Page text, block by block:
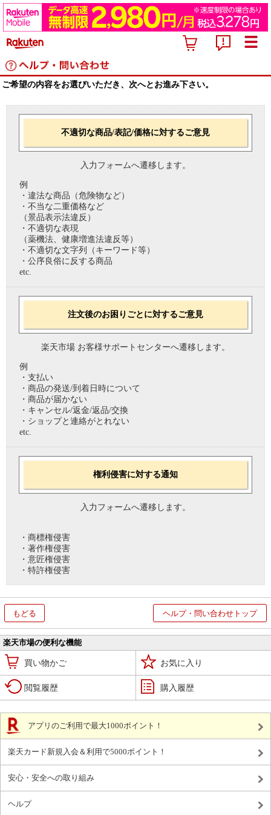
ご希望の内容をお選びいただき、次へとお進み下さい。
不適切な商品/表記/価格に対するご意見
入力フォームへ遷移します。
例
・違法な商品（危険物など）
・不当な二重価格など
（景品表示法違反）
・不適切な表現
（薬機法、健康増進法違反等）
・不適切な文字列（キーワード等）
・公序良俗に反する商品
etc.
注文後のお困りごとに対するご意見
楽天市場 お客様サポートセンターへ遷移します。
例
・支払い
・商品の発送/到着日時について
・商品が届かない
・キャンセル/返金/返品/交換
・ショップと連絡がとれない
etc.
権利侵害に対する通知
入力フォームへ遷移します。
・商標権侵害
・著作権侵害
・意匠権侵害
・特許権侵害
もどる ヘルプ・問い合わせトップ
楽天市場の便利な機能
買い物かご お気に入り
閲覧履歴 購入履歴
アプリのご利用で最大1000ポイント！
楽天カード新規入会＆利用で5000ポイント！
安心・安全への取り組み
ヘルプ